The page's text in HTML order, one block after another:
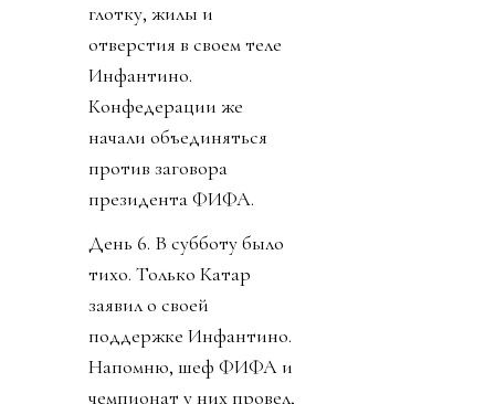
глотку, жилы и
отверстия в своем теле
Инфантино.
Конфедерации же
начали объединяться
против заговора
президента ФИФА.
День 6. В субботу было
тихо. Только Катар
заявил о своей
поддержке Инфантино.
Напомню, шеф ФИФА и
чемпионат у них провел,